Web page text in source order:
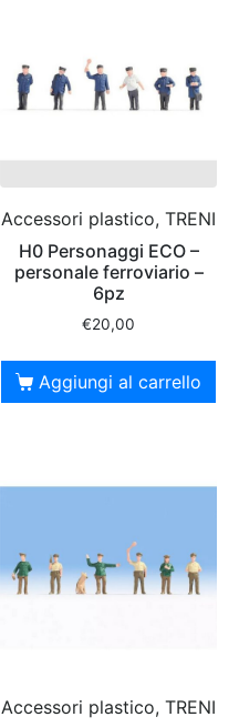
Accessori plastico, TRENI
H0 Personaggi ECO –
personale ferroviario –
6pz
€20,00
Aggiungi al carrello
Accessori plastico, TRENI